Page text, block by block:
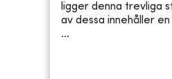
ligger denna trevliga
av dessa innehåller
...